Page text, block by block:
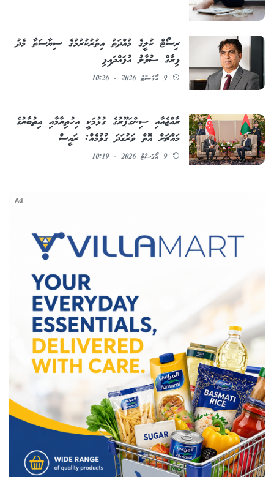
ރިސޯޓް ކުލީގެ މުއްދަތު އިތުރުކުރުމުގެ ސިޔާސަތާ މެދު
ފިރާގް ސުވާލު އުފައްދައިފި
9 އޯގަސްޓު 2026 - 10:26
ރާއްޖެއާއި ސިންގަޕޫރުގެ ގުޅުމަކީ އިހުތިރާމާއި އިތުބާރުގެ
މައްޗަށް އޮތް ވަރުގަދަ ގުޅުމެއް: ރައީސް
9 އޯގަސްޓު 2026 - 10:19
Ad